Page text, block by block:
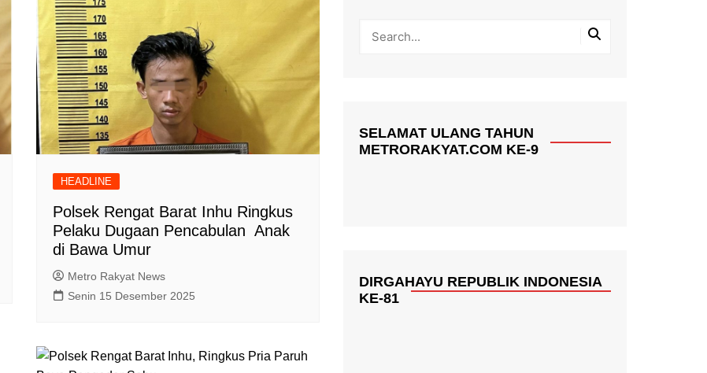
Nasional
Ormas
Peristiwa
Polisi Kita
Politik
Samosir
TNI Merakyat
Sumut
Tokoh
Wisata
HEADLINE
Polsek Rengat Barat Inhu Ringkus
Pelaku Dugaan Pencabulan Anak
di Bawa Umur
Metro Rakyat News
Senin 15 Desember 2025
SELAMAT ULANG TAHUN
METRORAKYAT.COM KE-9
DIRGAHAYU REPUBLIK INDONESIA
KE-81